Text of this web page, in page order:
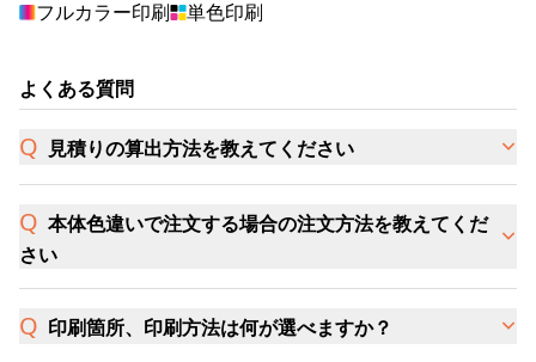
フルカラー印刷 単色印刷
よくある質問
見積りの算出方法を教えてください
本体色違いで注文する場合の注文方法を教えてくだ
さい
印刷箇所、印刷方法は何が選べますか？